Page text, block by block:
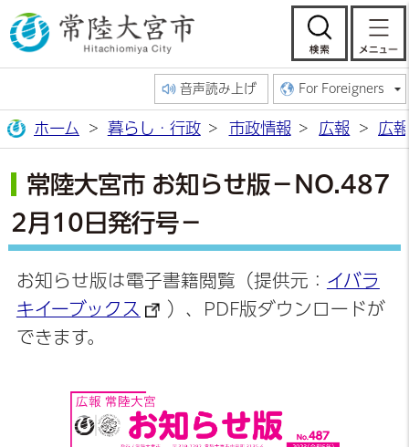
常陸大宮市公
検
音声読み上げ For Foreigners
ホーム 暮らし・行政 市政情報 広報 広
常陸大宮市 お知らせ版－NO.487
2月10日発行号－
お知らせ版は電子書籍閲覧（提供元： イバラ
キイーブックス
）、PDF版ダウンロードが
できます。